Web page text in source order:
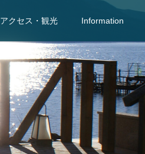
アクセス・観光 Information